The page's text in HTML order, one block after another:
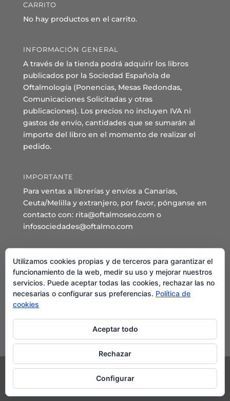
CARRITO
No hay productos en el carrito.
INFORMACIÓN GENERAL
A través de la tienda podrá adquirir los libros
publicados por la Sociedad Española de
Oftalmología (Ponencias, Mesas Redondas,
Comunicaciones Solicitadas y otras
publicaciones). Los precios no incluyen IVA ni
gastos de envío, cantidades que se sumarán al
importe del libro en el momento de realizar el
pedido.
IMPORTANTE
Para ventas a librerías y envíos a Canarias,
Ceuta/Melilla y extranjero, por favor, pónganse en
contacto con: rita@oftalmoseo.com o
infosociedades@oftalmo.com
Sede Administrativa y Secretaría General
C/ Arcipreste de Hita 14 – 1º Derecha.
28015 – Madrid
Teléfono: 91 544 80 35 - 91 544 58 79
Mail:
©2024 Sociedad Española de Oftalmología
Utilizamos cookies propias y de terceros para garantizar el
funcionamiento de la web, medir su uso y mejorar nuestros
servicios. Puede aceptar todas las cookies, rechazar las no
necesarias o configurar sus preferencias. Política de
cookies
Aceptar todo
Rechazar
Configurar